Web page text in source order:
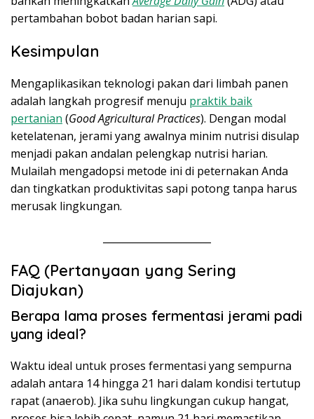
pertambahan bobot badan harian sapi.
Kesimpulan
Mengaplikasikan teknologi pakan dari limbah panen
adalah langkah progresif menuju praktik baik
pertanian (Good Agricultural Practices). Dengan modal
ketelatenan, jerami yang awalnya minim nutrisi disulap
menjadi pakan andalan pelengkap nutrisi harian.
Mulailah mengadopsi metode ini di peternakan Anda
dan tingkatkan produktivitas sapi potong tanpa harus
merusak lingkungan.
FAQ (Pertanyaan yang Sering
Diajukan)
Berapa lama proses fermentasi jerami padi
yang ideal?
Waktu ideal untuk proses fermentasi yang sempurna
adalah antara 14 hingga 21 hari dalam kondisi tertutup
rapat (anaerob). Jika suhu lingkungan cukup hangat,